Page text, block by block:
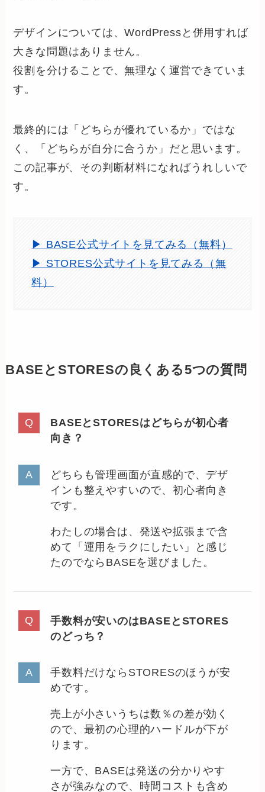
デザインについては、WordPressと併用すれば
大きな問題はありません。
役割を分けることで、無理なく運営できていま
す。
最終的には「どちらが優れているか」ではな
く、「どちらが自分に合うか」だと思います。
この記事が、その判断材料になればうれしいで
す。
▶ BASE公式サイトを見てみる（無料）
▶ STORES公式サイトを見てみる（無
料）
BASEとSTORESの良くある5つの質問
BASEとSTORESはどちらが初心者
向き？
どちらも管理画面が直感的で、デザ
インも整えやすいので、初心者向き
です。
わたしの場合は、発送や拡張まで含
めて「運用をラクにしたい」と感じ
たのでならBASEを選びました。
手数料が安いのはBASEとSTORES
のどっち？
手数料だけならSTORESのほうが安
めです。
売上が小さいうちは数％の差が効く
ので、最初の心理的ハードルが下が
ります。
一方で、BASEは発送の分かりやす
さが強みなので、時間コストも含め